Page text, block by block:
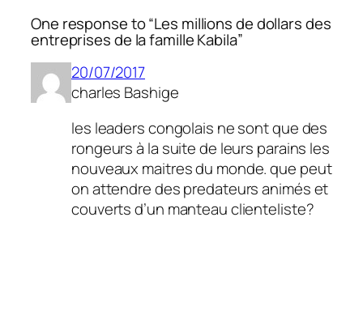
One response to “Les millions de dollars des
entreprises de la famille Kabila”
20/07/2017
charles Bashige
les leaders congolais ne sont que des
rongeurs à la suite de leurs parains les
nouveaux maitres du monde. que peut
on attendre des predateurs animés et
couverts d’un manteau clienteliste?